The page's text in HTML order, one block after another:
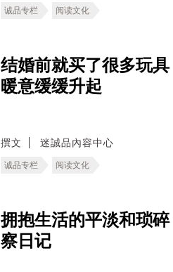
诚品专栏 阅读文化
结婚前就买了很多玩
暖意缓缓升起
撰文 迷誠品內容中心
诚品专栏 阅读文化
拥抱生活的平淡和琐
察日记